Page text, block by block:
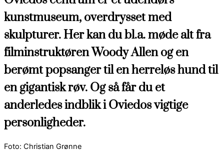
kunstmuseum, overdrysset med
skulpturer. Her kan du bl.a. møde alt fra
filminstruktøren Woody Allen og en
berømt popsanger til en herreløs hund til
en gigantisk røv. Og så får du et
anderledes indblik i Oviedos vigtige
personligheder.
Foto: Christian Grønne